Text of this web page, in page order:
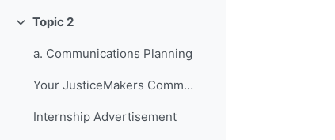
Replier
Topic 2
a. Communications Planning
Your JusticeMakers Communications Intern
Internship Advertisement